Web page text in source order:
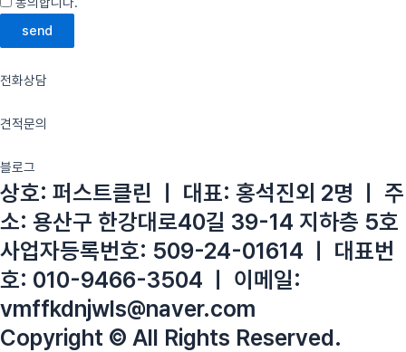
send
전화상담
견적문의
블로그
상호: 퍼스트클린 ㅣ 대표: 홍석진외 2명 ㅣ 주
소: 용산구 한강대로40길 39-14 지하층 5호
사업자등록번호: 509-24-01614 ㅣ 대표번
호: 010-9466-3504 ㅣ 이메일:
vmffkdnjwls@naver.com
Copyright © All Rights Reserved.